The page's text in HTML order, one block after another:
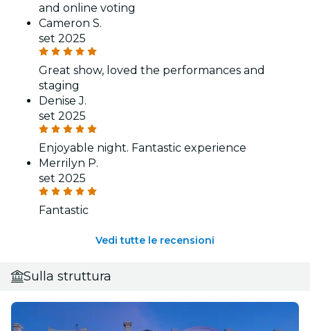
and online voting
Cameron S.
set 2025
Great show, loved the performances and
staging
Denise J.
set 2025
Enjoyable night. Fantastic experience
Merrilyn P.
set 2025
Fantastic
Vedi tutte le recensioni
Sulla struttura